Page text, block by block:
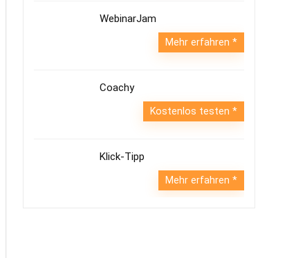
WebinarJam
Mehr erfahren
Coachy
Kostenlos testen
Klick-Tipp
Mehr erfahren